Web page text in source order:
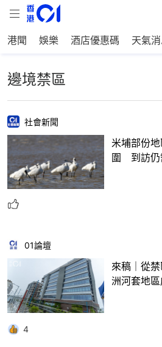
港聞 娛樂 酒店優惠碼 天氣
邊境禁區
社會新聞
米埔部份
圍 到訪仍
01論壇
來稿｜從
洲河套地
4